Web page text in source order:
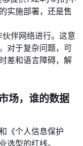
实施部署，还是售
伴网络进行。这意
对于复杂问题，可
差和语言障碍，解
场，谁的数据
《个人信息保护
选型的红线。